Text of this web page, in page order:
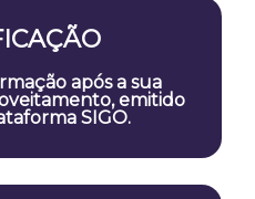
após a sua
emitido
SIGO.